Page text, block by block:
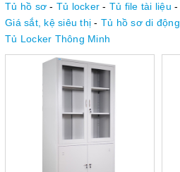
Tủ hồ sơ - Tủ locker - Tủ file tài liệu -
Giá sắt, kệ siêu thị - Tủ hồ sơ di động
Tủ Locker Thông Minh